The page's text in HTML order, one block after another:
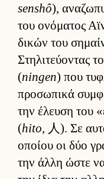
senshô),
του ονόματος
δικών του
Στηλιτεύ­οντας
(ningen) που
προσωπικά
την έλευση του
(hito, 人). Σε
οποίου οι δύο
την άλλη ώστε